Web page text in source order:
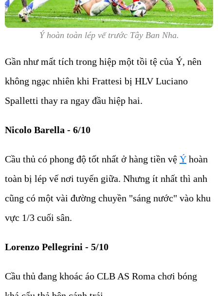
Ý hoàn toàn lép vế trước Tây Ban Nha.
Gần như mất tích trong hiệp một tồi tệ của Ý, nên
không ngạc nhiên khi Frattesi bị HLV Luciano
Spalletti thay ra ngay đầu hiệp hai.
Nicolo Barella - 6/10
Cầu thủ có phong độ tốt nhất ở hàng tiền vệ Ý hoàn
toàn bị lép vế nơi tuyến giữa. Nhưng ít nhất thì anh
cũng có một vài đường chuyền "sáng nước" vào khu
vực 1/3 cuối sân.
Lorenzo Pellegrini - 5/10
Cầu thủ đang khoác áo CLB AS Roma chơi bóng